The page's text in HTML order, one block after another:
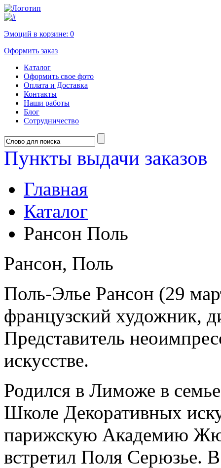
Эмоций в корзине: 0
Оформить заказ
Каталог
Оформить свое фото
Оплата и Доставка
Контакты
Наши работы
Блог
Сотрудничество
Пункты выдачи заказов
Главная
Каталог
Рансон Поль
Рансон, Поль
Поль-Элье Рансон (29
французский художник,
Представитель
искусстве.
Родился в Лиможе в
Школе Декоративных
парижскую Академию
встретил Поля Серюзье.